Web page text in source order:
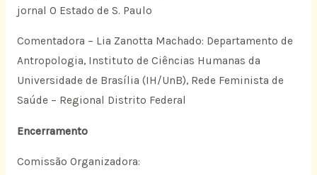
jornal O Estado de S. Paulo
Comentadora – Lia Zanotta Machado: Departamento de
Antropologia, Instituto de Ciências Humanas da
Universidade de Brasília (IH/UnB), Rede Feminista de
Saúde – Regional Distrito Federal
Encerramento
Comissão Organizadora: